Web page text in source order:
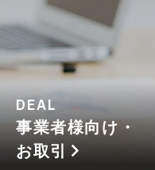
DEAL
事業者様向け・
お取引